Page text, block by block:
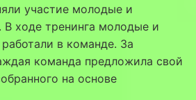
участие молодые и
В ходе тренинга молодые и
в команде. За
команда предложила свой
на основе